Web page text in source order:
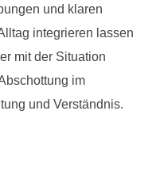
und klaren
integrieren lassen
mit der Situation
im
und Verständnis.